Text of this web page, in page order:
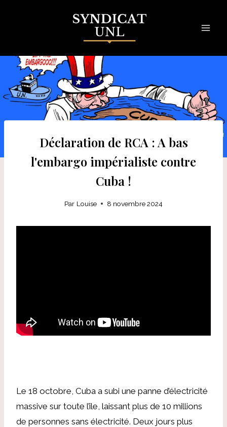
Déclaration de RCA : A bas
l'embargo impérialiste contre
Cuba !
Par Louise 8 novembre 2024
Le 18 octobre, Cuba a subi une panne d’électricité
massive sur toute l’île, laissant plus de 10 millions
de personnes sans électricité. Deux jours plus